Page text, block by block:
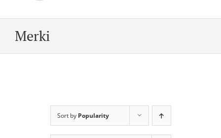
Merki
Sort by Popularity